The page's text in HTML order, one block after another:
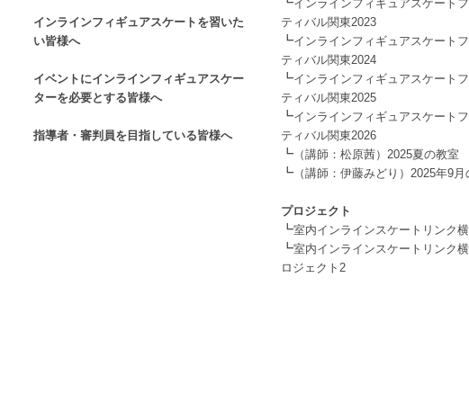
インラインフィギュアスケートを習いた
い皆様へ
イベントにインラインフィギュアスケー
ターを必要とする皆様へ
指導者・審判員を目指している皆様へ
インラインフィギュアスケート
ティバル関東2023
┗インラインフィギュアスケート
ティバル関東2024
┗インラインフィギュアスケート
ティバル関東2025
┗インラインフィギュアスケート
ティバル関東2026
┗ （講師：松原茜）2025夏の教室
┗ （講師：伊藤みどり）2025年9月
プロジェクト
┗室内インラインスケートリンク
┗室内インラインスケートリンク
ロジェクト2